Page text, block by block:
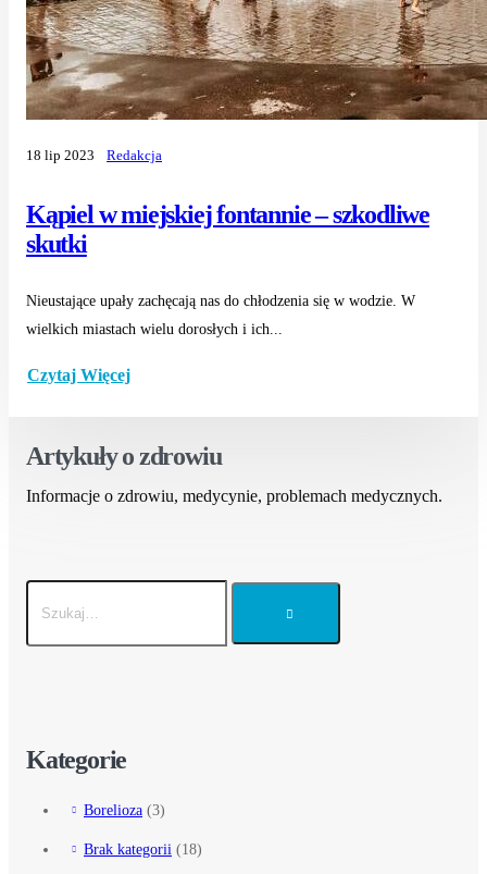
Kąpiel w miejskiej fontannie – szkodliwe
skutki
18 lip 2023 Redakcja
Nieustające upały zachęcają nas do chłodzenia się w wodzie. W
wielkich miastach wielu dorosłych i ich...
Czytaj Więcej
Artykuły o zdrowiu
Informacje o zdrowiu, medycynie, problemach medycznych.
Kategorie
Borelioza (3)
Brak kategorii (18)